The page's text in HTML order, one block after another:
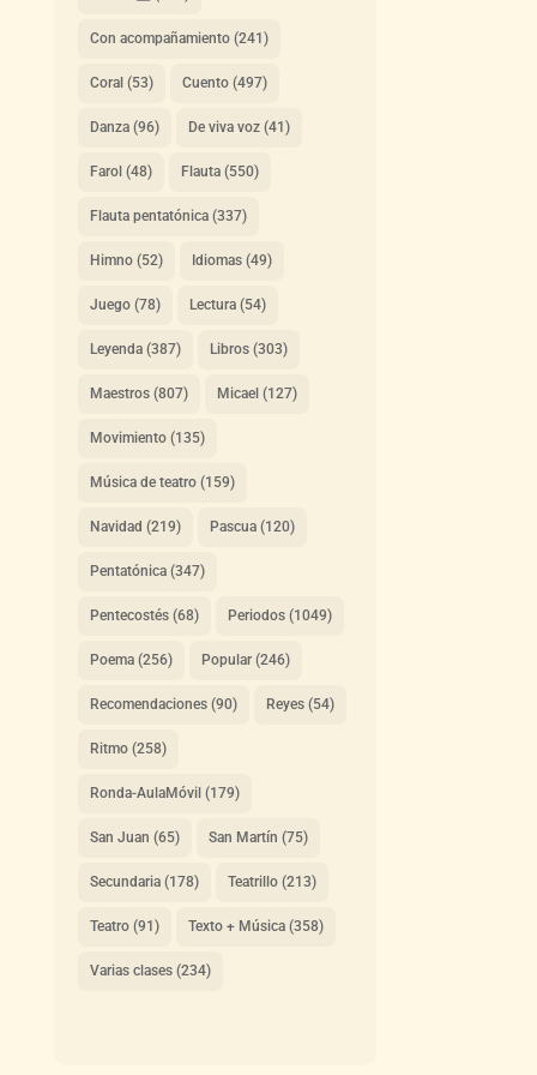
Con acompañamiento(241)
Coral (53) Cuento(497)
Danza(96) De viva voz(41)
Farol (48) Flauta(550)
Flauta pentatónica(337)
Himno(52) Idiomas(49)
Juego(78) Lectura(54)
Leyenda(387) Libros(303)
Maestros(807) Micael (127)
Movimiento(135)
Música de teatro(159)
Navidad (219) Pascua(120)
Pentatónica(347)
Pentecostés(68) Periodos(1049)
Poema(256) Popular(246)
Recomendaciones(90) Reyes(54)
Ritmo(258)
Ronda-AulaMóvil (179)
San Juan (65) San Martín (75)
Secundaria(178) Teatrillo(213)
Teatro(91) Texto + Música(358)
Varias clases(234)